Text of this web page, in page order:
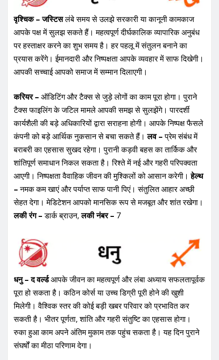
वृश्चिक – जस्टिसलंबे समय से उलझे सरकारी या कानूनी कामकाज
आपके पक्ष में सुलझ सकते हैं। महत्वपूर्ण दीर्घकालिक व्यापारिक अनुबंध
पर हस्ताक्षर करने का शुभ समय है। हर पहलू में संतुलन बनाने का
प्रयास करेंगे। ईमानदारी और निष्पक्षता आपके व्यवहार में साफ दिखेगी।
आपकी सच्चाई आपको समाज में सम्मान दिलाएगी।
करियर – ऑडिटिंग और टैक्स से जुड़े लोगों का काम पूरा होगा। पुराने
टैक्स फाइलिंग के जटिल मामले आपकी समझ से सुलझेंगे। पारदर्शी
कार्यशैली की बड़े अधिकारियों द्वारा सराहना होगी। आपके निष्पक्ष फैसले
कंपनी को बड़े आर्थिक नुकसान से बचा सकते हैं।लव –प्रेम संबंध में
बराबरी का एहसास सुखद रहेगा। पुरानी कड़वी बहस का तार्किक और
शांतिपूर्ण समाधान निकल सकता है। रिश्ते में नई और गहरी परिपक्वता
आएगी। निष्पक्षता वैवाहिक जीवन की मुश्किलों को आसान करेगी।हेल्थ
–नमक कम खाएं और पर्याप्त साफ पानी पिएं। संतुलित आहार अच्छी
सेहत देगा। मेडिटेशन आपको मानसिक रूप से मजबूत और शांत रखेगा।
लकी रंग –डार्क ब्राउन,लकी नंबर – 7
धनु – द वर्ल्डआपके जीवन का महत्वपूर्ण और लंबा अध्याय सफलतापूर्वक
पूरा हो सकता है। कठिन कोर्स या उच्च डिग्री पूरी होने की खुशी
मिलेगी। वैश्विक स्तर की कोई बड़ी खबर परिवार को प्रभावित कर
सकती है। भीतर पूर्णता, शांति और गहरी संतुष्टि का एहसास होगा।
रुका हुआ काम अपने अंतिम मुकाम तक पहुंच सकता है। यह दिन पुराने
संघर्षों का मीठा परिणाम देगा।